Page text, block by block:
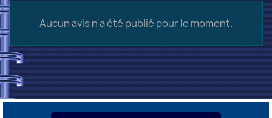
Aucun avis n'a été publié pour le moment.